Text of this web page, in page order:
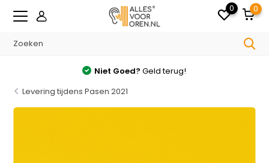
0 0
Niet Goed? Geld terug!
Levering tijdens Pasen 2021